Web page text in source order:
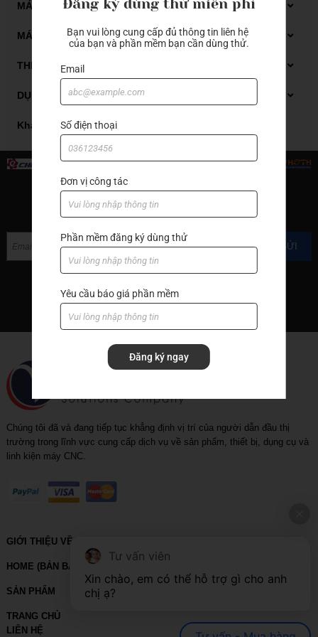
Dụng cụ đo Mitutoyo
Thiết bị đo kiểm
MÁY GIA CÔNG GỖ CNC
Máy phay gỗ CNC
Máy tiện gỗ CNC
MÁY GIA CÔNG ĐÁ CNC
Carbide end mill
THIẾT BỊ XỬ LÝ DẦU CẮT GỌT
Thiết bị xử lý dung dịch tưới nguội
Thiết bị xử lý mạt sắt bùn lắng
DỤNG CỤ CẮT GỌT KIM LOẠI
Automatic lathes
Boring bar
Carbide end mill
End mill with cutter
Grooving
Hand tools
Hạt insert
Machine accessories
Tool holder
Tool holder with coolant
Khác
ĐĂNG KÝ NHẬN TIN
GỬI
Chúng tôi đã và đang tiếp tục khẳng định vị trí của người dẫn đầu thị
trường trong lĩnh vực cung cấp dịch vụ về sản phẩm, thiết bị, dụng cụ và
linh kiện máy CNC.
GIỚI THIỆU VỀ VIHOTH
HOME (BẢN BACKUP – VUI LÒNG KHÔNG SỬA XÓA)
SẢN PHẨM
TRANG CHỦ
LIÊN HỆ
Đăng ký dùng thử miễn phí
Bạn vui lòng cung cấp đủ thông tin liên hệ
của bạn và phần mềm bạn cần dùng thử.
Email
Số điện thoại
Đơn vị công tác
Phần mềm đăng ký dùng thử
Yêu cầu báo giá phần mềm
Đăng ký ngay
Tư vấn viên
Xin chào, em có thể hỗ trợ gì cho anh
chị ạ?